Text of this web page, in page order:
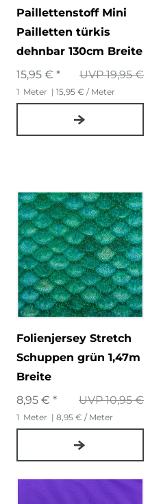
Paillettenstoff Mini
Pailletten türkis
dehnbar 130cm Breite
UVP 19,95 €
15,95 € *
1 Meter | 15,95 € / Meter
Folienjersey Stretch
Schuppen grün 1,47m
Breite
UVP 10,95 €
8,95 € *
1 Meter | 8,95 € / Meter